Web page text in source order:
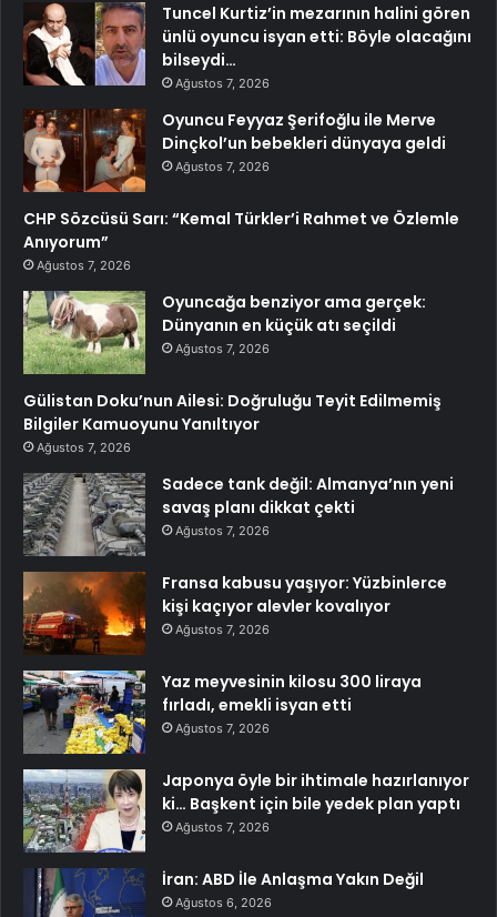
Tuncel Kurtiz’in mezarının halini gören
ünlü oyuncu isyan etti: Böyle olacağını
bilseydi…
Ağustos 7, 2026
Oyuncu Feyyaz Şerifoğlu ile Merve
Dinçkol’un bebekleri dünyaya geldi
Ağustos 7, 2026
CHP Sözcüsü Sarı: “Kemal Türkler’i Rahmet ve Özlemle
Anıyorum”
Ağustos 7, 2026
Oyuncağa benziyor ama gerçek:
Dünyanın en küçük atı seçildi
Ağustos 7, 2026
Gülistan Doku’nun Ailesi: Doğruluğu Teyit Edilmemiş
Bilgiler Kamuoyunu Yanıltıyor
Ağustos 7, 2026
Sadece tank değil: Almanya’nın yeni
savaş planı dikkat çekti
Ağustos 7, 2026
Fransa kabusu yaşıyor: Yüzbinlerce
kişi kaçıyor alevler kovalıyor
Ağustos 7, 2026
Yaz meyvesinin kilosu 300 liraya
fırladı, emekli isyan etti
Ağustos 7, 2026
Japonya öyle bir ihtimale hazırlanıyor
ki… Başkent için bile yedek plan yaptı
Ağustos 7, 2026
İran: ABD İle Anlaşma Yakın Değil
Ağustos 6, 2026